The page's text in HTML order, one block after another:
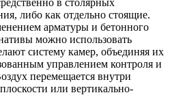
в столярных
либо как отдельно стоящие.
арматуры и бетонного
можно использовать
систему камер, объединяя их
управлением контроля и
перемещается внутри
или вертикально-